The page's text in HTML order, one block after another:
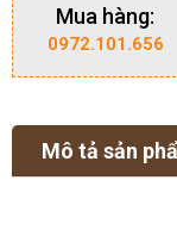
Mua hàng:
0972.101.656
Mô tả sản